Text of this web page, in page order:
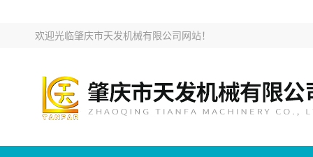
欢迎光临肇庆市天发机械有限公司网站！